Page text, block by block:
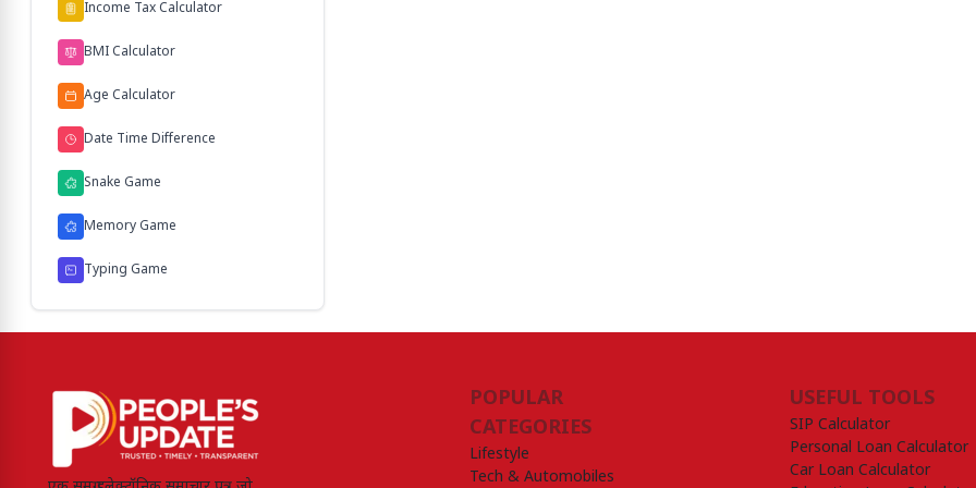
Income Tax Calculator
BMI Calculator
Age Calculator
Date Time Difference
Snake Game
Memory Game
Typing Game
POPULAR
CATEGORIES
Lifestyle
Tech & Automobiles
USEFUL TOOLS
SIP Calculator
Personal Loan Calculator
Car Loan Calculator